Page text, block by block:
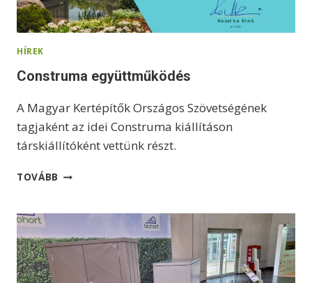
HÍREK
Construma együttműködés
A Magyar Kertépítők Országos Szövetségének
tagjaként az idei Construma kiállításon
társkiállítóként vettünk részt.
TOVÁBB C
S
R